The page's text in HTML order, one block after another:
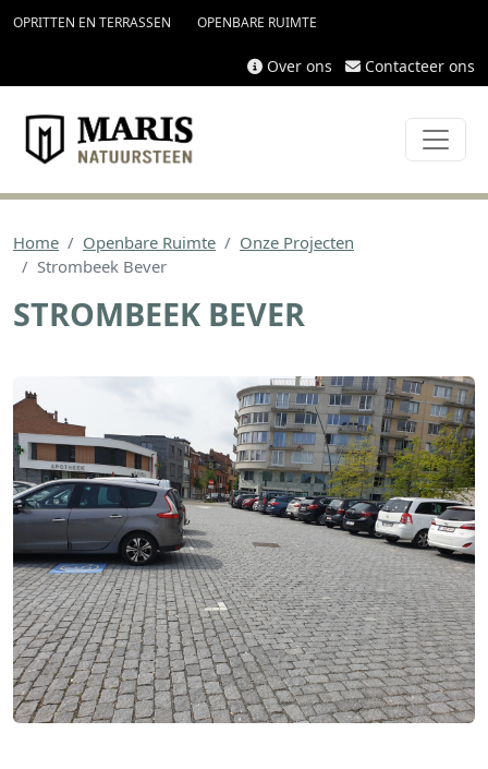
Overslaan en naar de inhoud gaan
topmenu
OPRITTEN EN TERRASSEN OPENBARE RUIMTE
Over ons Contacteer ons
Home Openbare Ruimte
Onze Projecten
Strombeek Bever
STROMBEEK BEVER